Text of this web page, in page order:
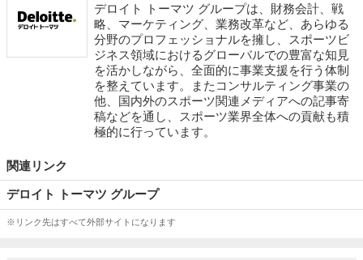
デロイト トーマツ グループは、財務会計、戦
略、マーケティング、業務改革など、あらゆる
分野のプロフェッショナルを擁し、スポーツビ
ジネス領域におけるグローバルでの豊富な知見
を活かしながら、全面的に事業支援を行う体制
を整えています。またコンサルティング事業の
他、国内外のスポーツ関連メディアへの記事寄
稿などを通し、スポーツ業界全体への貢献も積
極的に行っています。
関連リンク
デロイト トーマツ グループ
※リンク先はすべて外部サイトになります